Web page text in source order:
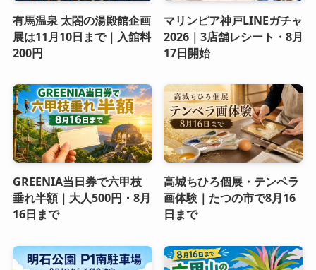
有馬温泉 太閤の湯殿館企画
展は11月10日まで｜入館料
200円
マリンピア神戸LINEガチャ
2026｜3店舗レシート・8月
17日開始
GREENIA当日券で六甲枝
垂れ半額｜大人500円・8月
16日まで
高城ちひろ個展・テンペラ
画体験｜たつの市で8月16
日まで